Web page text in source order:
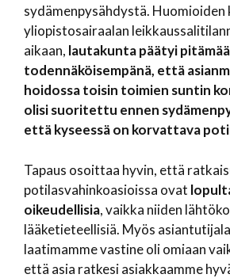
sydämenpysähdystä. Huomioiden
yliopistosairaalan
aikaan, lautakunta päätyi
todennäköisempänä, että
hoidossa toisin toimien suntin
olisi suoritettu ennen
että kyseessä on korvattava
Tapaus osoittaa hyvin, että
potilasvahinkoasioissa ovat
oikeudellisia, vaikka niiden
lääketieteellisiä. Myös
laatimamme vastine oli omiaan
että asia ratkesi asiakkaamme